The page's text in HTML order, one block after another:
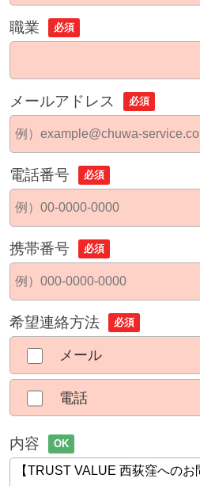
職業 必須
メールアドレス 必須
電話番号 必須
携帯番号 必須
希望連絡方法 必須
メール
電話
内容 OK